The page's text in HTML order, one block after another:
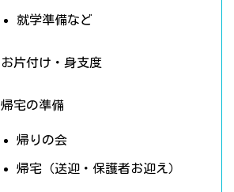
就学準備など
お片付け・身支度
帰宅の準備
帰りの会
帰宅（送迎・保護者お迎え）